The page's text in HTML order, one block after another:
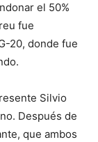
el 50%
fue
20, donde fue
Silvio
Después de
que ambos